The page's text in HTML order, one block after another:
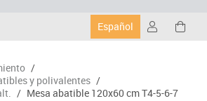
Español
/
y polivalentes /
/ Mesa abatible 120x60 cm T4-5-6-7